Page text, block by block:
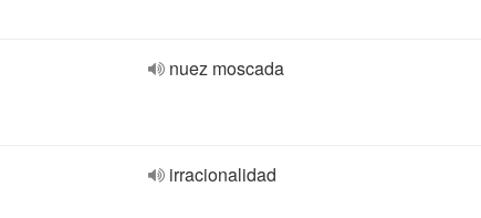
nuez moscada
irracionalidad